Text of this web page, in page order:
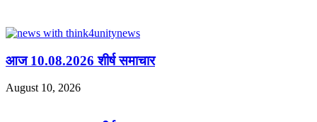
आज 10.08.2026 शीर्ष समाचार
August 10, 2026